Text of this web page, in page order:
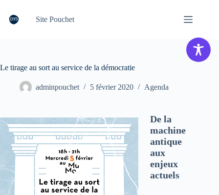
contenu
Site Pouchet
Le tirage au sort au service de la démocratie
adminpouchet 5 février 2020 Agenda
De la
machine
antique
aux
enjeux
actuels